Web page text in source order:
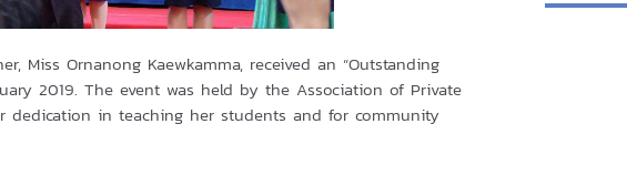
Miss Ornanong Kaewkamma, received an “Outstanding
2019. The event was held by the Association of Private
dedication in teaching her students and for community